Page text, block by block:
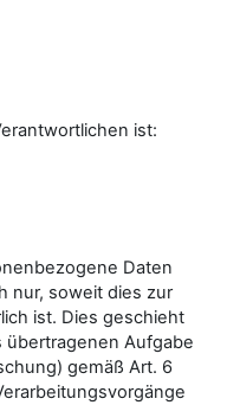
ist:
Daten
nur, soweit dies zur
ist. Dies geschieht
Aufgabe
gemäß Art. 6